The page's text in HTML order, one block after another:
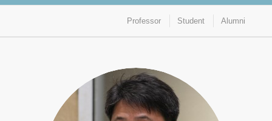
Professor Student Alumni